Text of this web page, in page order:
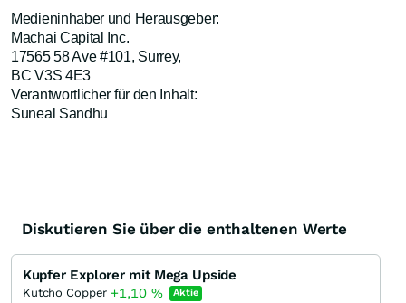
Medieninhaber und Herausgeber:
Machai Capital Inc.
17565 58 Ave #101, Surrey,
BC V3S 4E3
Verantwortlicher für den Inhalt:
Suneal Sandhu
Diskutieren Sie über die enthaltenen Werte
Kupfer Explorer mit Mega Upside
Kutcho Copper +1,10 % Aktie